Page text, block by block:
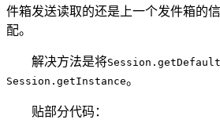
件箱发送读取的还是上一个发件箱的
配。
解决方法是将
Session.getInstance。
贴部分代码：